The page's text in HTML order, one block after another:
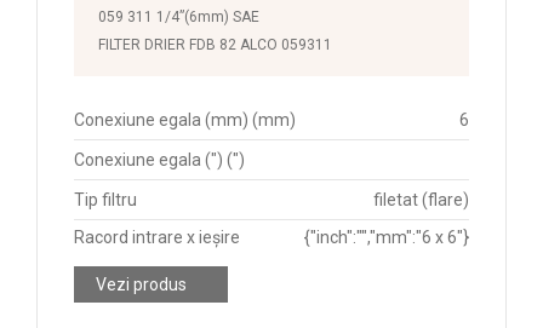
059 311 1/4”(6mm) SAE
FILTER DRIER FDB 82 ALCO 059311
Conexiune egala (mm) (mm) 6
Conexiune egala (") (")
Tip filtru
filetat (flare)
Racord intrare x ieșire
{"inch":"","mm":"6 x 6"}
Vezi produs